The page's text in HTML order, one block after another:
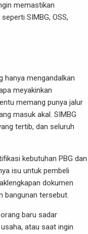
memastikan
SIMBG, OSS,
hanya mengandalkan
meyakinkan
memang punya jalur
masuk akal. SIMBG
tertib, dan seluruh
kebutuhan PBG dan
isu untuk pembeli
dokumen
bangunan tersebut.
baru sadar
atau saat ingin